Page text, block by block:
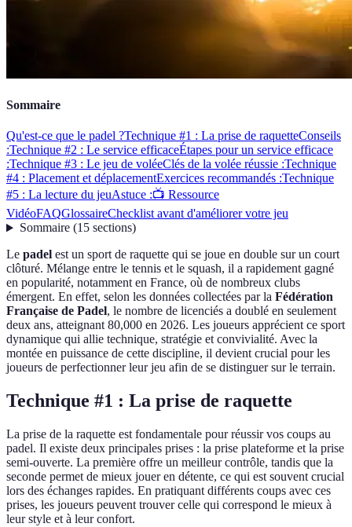
Sommaire
Qu'est-ce que le padel ?Technique #1 : La prise de raquetteConseils
:Technique #2 : Le service efficaceÉtapes pour un service efficace
:Technique #3 : Le jeu de voléeClés de la volée réussie :Technique
#4 : Placement et déplacementExercices recommandés :Technique
#5 : La lecture du jeuAstuce :📺 Ressource
VidéoFAQGlossaireChecklist avant d'améliorer votre jeu
Sommaire(15 sections)
Le padel est un sport de raquette qui se joue en double sur un court
clôturé. Mélange entre le tennis et le squash, il a rapidement gagné
en popularité, notamment en France, où de nombreux clubs
émergent. En effet, selon les données collectées par la Fédération
Française de Padel, le nombre de licenciés a doublé en seulement
deux ans, atteignant 80,000 en 2026. Les joueurs apprécient ce sport
dynamique qui allie technique, stratégie et convivialité. Avec la
montée en puissance de cette discipline, il devient crucial pour les
joueurs de perfectionner leur jeu afin de se distinguer sur le terrain.
Technique #1 : La prise de raquette
La prise de la raquette est fondamentale pour réussir vos coups au
padel. Il existe deux principales prises : la prise plateforme et la prise
semi-ouverte. La première offre un meilleur contrôle, tandis que la
seconde permet de mieux jouer en détente, ce qui est souvent crucial
lors des échanges rapides. En pratiquant différents coups avec ces
prises, les joueurs peuvent trouver celle qui correspond le mieux à
leur style et à leur confort.